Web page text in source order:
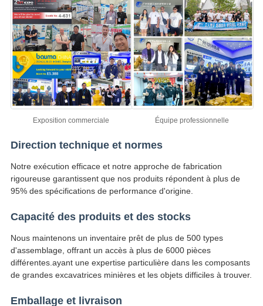
Exposition commerciale Équipe professionnelle
Direction technique et normes
Notre exécution efficace et notre approche de fabrication
rigoureuse garantissent que nos produits répondent à plus de
95% des spécifications de performance d'origine.
Capacité des produits et des stocks
Nous maintenons un inventaire prêt de plus de 500 types
d'assemblage, offrant un accès à plus de 6000 pièces
différentes.ayant une expertise particulière dans les composants
de grandes excavatrices minières et les objets difficiles à trouver.
Emballage et livraison